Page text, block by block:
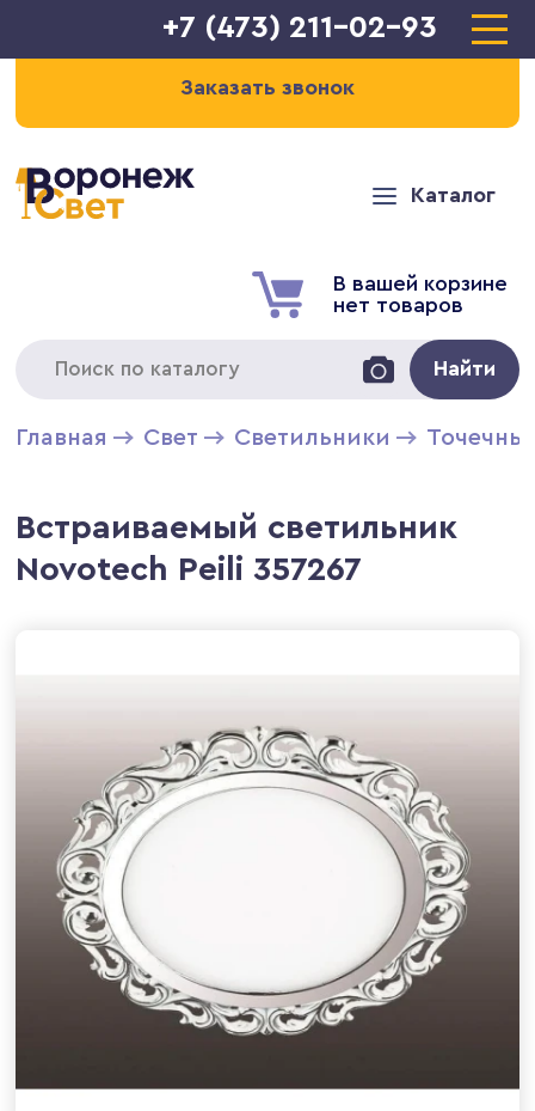
+7 (473) 211-02-93
Заказать звонок
Каталог
В вашей корзине
нет товаров
Найти
Главная Свет Светильники
Встраиваемый светильник
Novotech Peili 357267